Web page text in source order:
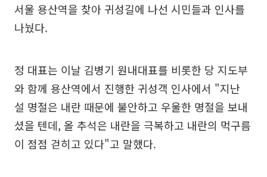
서울 용산역을 찾아 귀성길에 나선 시민들과 인사를
나눴다.
정 대표는 이날 김병기 원내대표를 비롯한 당 지도부
와 함께 용산역에서 진행한 귀성객 인사에서 "지난
설 명절은 내란 때문에 불안하고 우울한 명절을 보내
셨을 텐데, 올 추석은 내란을 극복하고 내란의 먹구름
이 점점 걷히고 있다"고 말했다.